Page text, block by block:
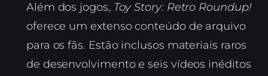
Além dos jogos, Toy Story: Retro Roundup!
oferece um extenso conteúdo de arquivo
para os fãs. Estão inclusos materiais raros
de desenvolvimento e seis vídeos inéditos